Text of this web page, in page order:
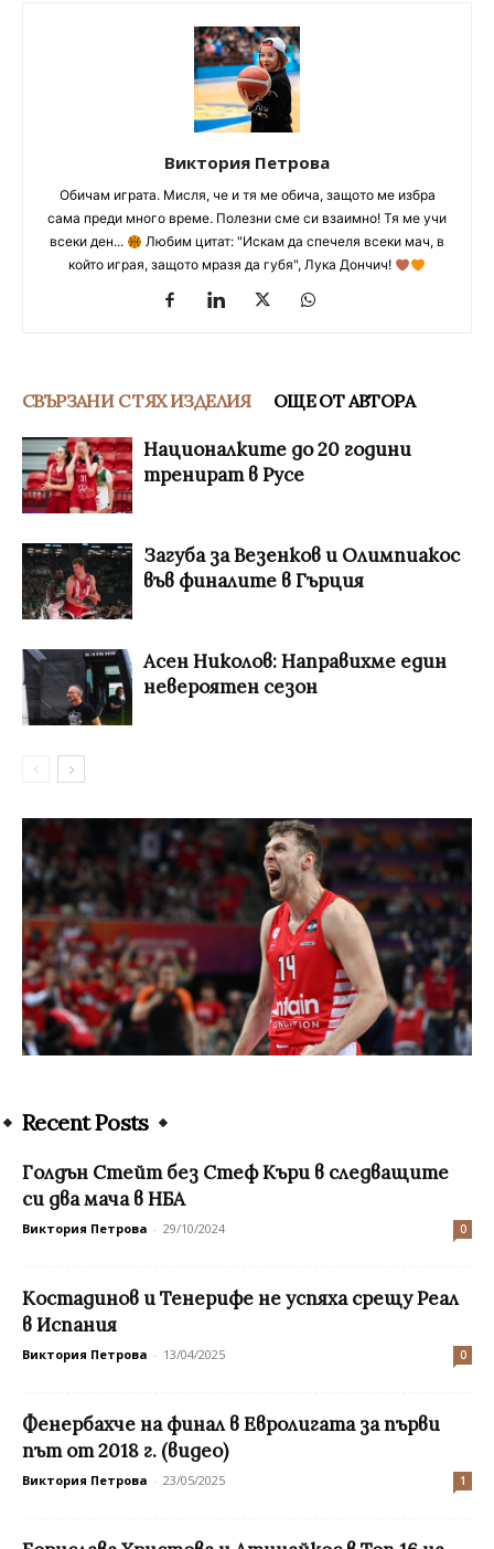
Виктория Петрова
Обичам играта. Мисля, че и тя ме обича, защото ме избра
сама преди много време. Полезни сме си взаимно! Тя ме учи
всеки ден...
Любим цитат: "Искам да спечеля всеки мач, в
който играя, защото мразя да губя", Лука Дончич!
СВЪРЗАНИ С ТЯХ ИЗДЕЛИЯ ОЩЕ ОТ АВТОРА
Националките до 20 години
тренират в Русе
Загуба за Везенков и Олимпиакос
във финалите в Гърция
Асен Николов: Направихме един
невероятен сезон
Recent Posts
Голдън Стейт без Стеф Къри в следващите
си два мача в НБА
Виктория Петрова - 29/10/2024 0
Костадинов и Тенерифе не успяха срещу Реал
в Испания
Виктория Петрова - 13/04/2025 0
Фенербахче на финал в Евролигата за първи
път от 2018 г. (видео)
Виктория Петрова - 23/05/2025 1